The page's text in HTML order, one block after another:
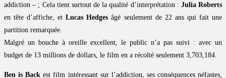
addiction – ; Cela tient surtout de la qualité d’interprétation : Julia Roberts
en tête d’affiche, etLucas Hedges âgé seulement de 22 ans qui fait une
partition remarquée.
Malgré un bouche à oreille excellent, le public n’a pas suivi : avec un
budget de 13 millions de dollars, le film en a récolté seulement 3,703,184.
Ben is Back est film intéressant sur l’addiction, ses conséquences néfastes,